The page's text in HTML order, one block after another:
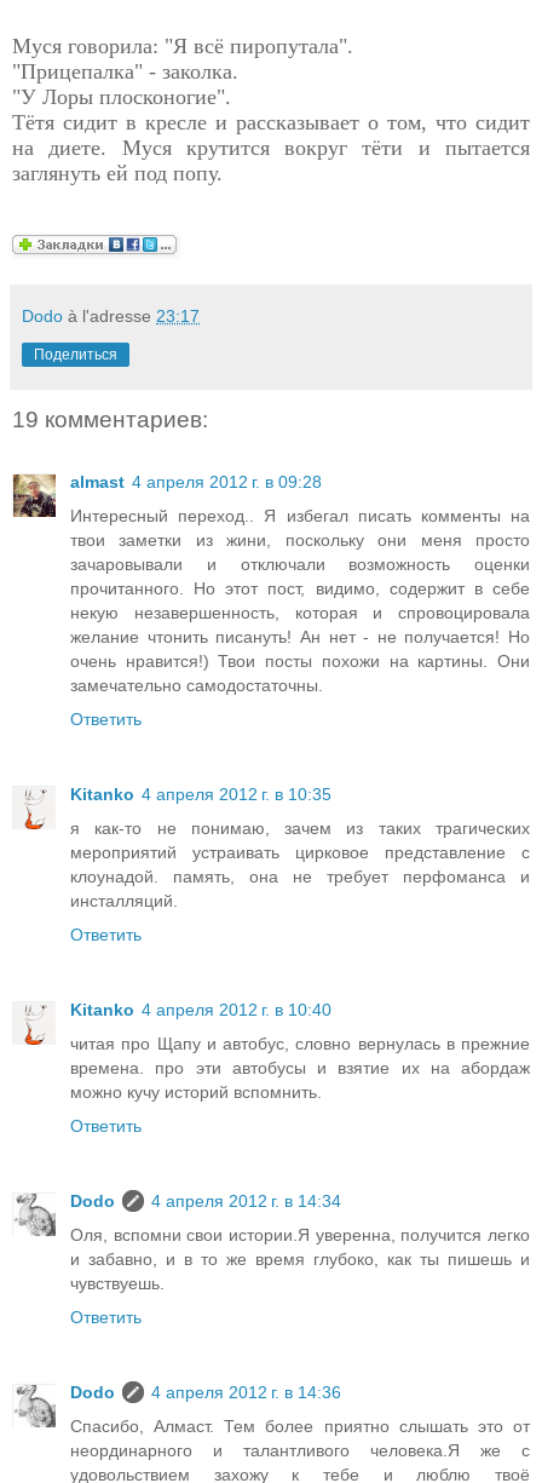
Муся говорила: "Я всё пиропутала".
"Прицепалка" - заколка.
"У Лоры плосконогие".
Тётя сидит в кресле и рассказывает о том, что сидит
на диете. Муся крутится вокруг тёти и пытается
заглянуть ей под попу.
Dodo à l'adresse 23:17
Поделиться
19 комментариев:
almast 4 апреля 2012 г. в 09:28
Интересный переход.. Я избегал писать комменты на
твои заметки из жини, поскольку они меня просто
зачаровывали и отключали возможность оценки
прочитанного. Но этот пост, видимо, содержит в себе
некую незавершенность, которая и спровоцировала
желание чтонить писануть! Ан нет - не получается! Но
очень нравится!) Твои посты похожи на картины. Они
замечательно самодостаточны.
Ответить
Kitanko 4 апреля 2012 г. в 10:35
я как-то не понимаю, зачем из таких трагических
мероприятий устраивать цирковое представление с
клоунадой. память, она не требует перфоманса и
инсталляций.
Ответить
Kitanko 4 апреля 2012 г. в 10:40
читая про Щапу и автобус, словно вернулась в прежние
времена. про эти автобусы и взятие их на абордаж
можно кучу историй вспомнить.
Ответить
Dodo
4 апреля 2012 г. в 14:34
Оля, вспомни свои истории.Я уверенна, получится легко
и забавно, и в то же время глубоко, как ты пишешь и
чувствуешь.
Ответить
Dodo
4 апреля 2012 г. в 14:36
Спасибо, Алмаст. Тем более приятно слышать это от
неординарного и талантливого человека.Я же с
удовольствием захожу к тебе и люблю твоё